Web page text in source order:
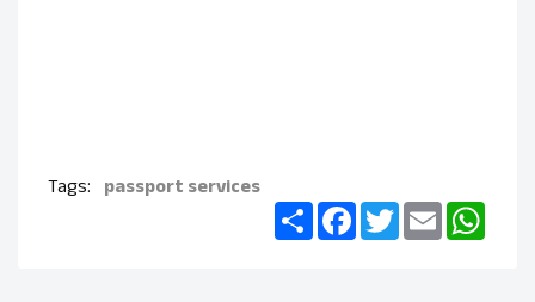
Tags: passport services
ShareFacebookTwitterEmail